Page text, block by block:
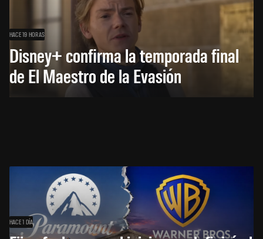
HACE 19 HORAS
Disney+ confirma la temporada final
de El Maestro de la Evasión
HACE 1 DÍA